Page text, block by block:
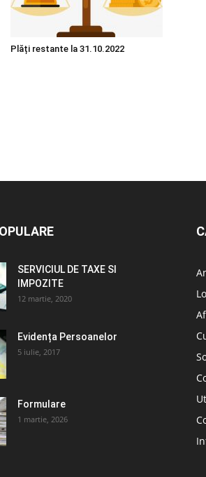
Plăți restante la 31.10.2022
SERVICIUL DE TAXE SI
IMPOZITE
12 martie, 2020
Evidența Persoanelor
5 iulie, 2017
Formulare
1 martie, 2026